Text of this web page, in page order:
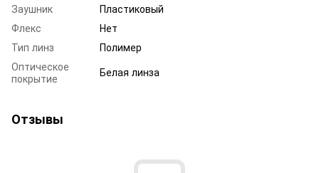
Заушник
Пластиковый
Флекс
Нет
Тип линз
Полимер
Оптическое
покрытие
Белая линза
Отзывы